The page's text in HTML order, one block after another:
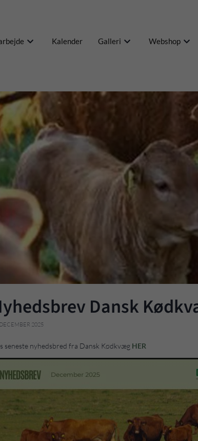
Kalender Galleri Webshop
Dansk
2025
seneste nyhedsbred fra Dansk Kødkvæg HER